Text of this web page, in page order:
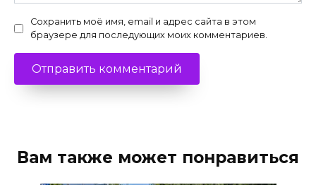
Сохранить моё имя, email и адрес сайта в этом
браузере для последующих моих комментариев.
Вам также может понравиться